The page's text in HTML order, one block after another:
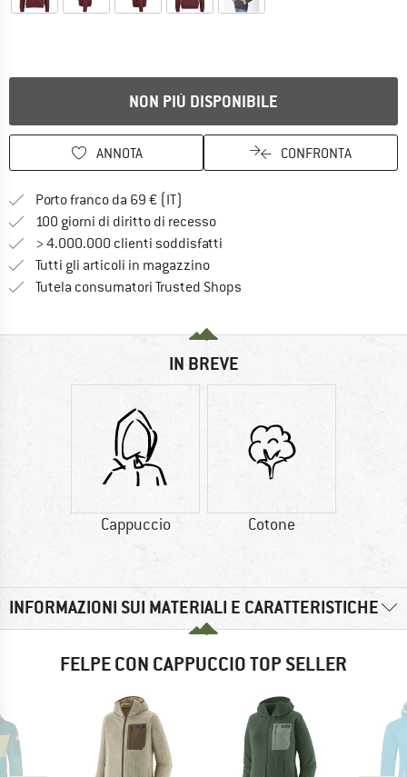
NON PIÙ DISPONIBILE
ANNOTA CONFRONTA
Porto franco da 69 € (IT)
100 giorni di diritto di recessoVai alla politica di recesso qui
> 4.000.000 clienti soddisfatti
Tutti gli articoli in magazzino
Tutela consumatori Trusted Shops
IN BREVE
Cappuccio Cotone
INFORMAZIONI SUI MATERIALI E CARATTERISTICHE
FELPE CON CAPPUCCIO TOP SELLER